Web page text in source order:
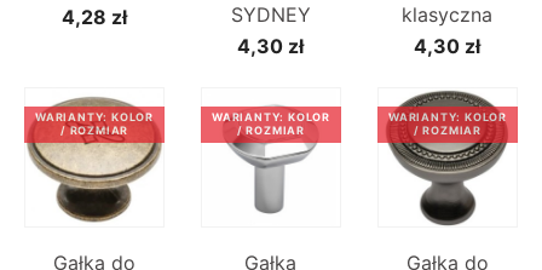
4,28 zł
SYDNEY
4,30 zł
klasyczna
4,30 zł
Gałka do
WARIANTY: KOLOR
/ ROZMIAR
Gałka
WARIANTY: KOLOR
/ ROZMIAR
Gałka do
WARIANTY: KOLOR
/ ROZMIAR